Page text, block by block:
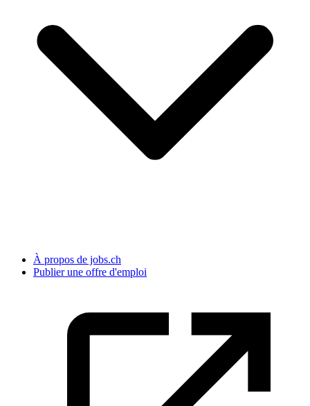
À propos de jobs.ch
Publier une offre d'emploi